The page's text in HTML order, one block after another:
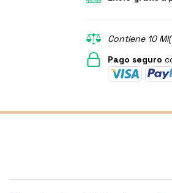
Contiene 10
Pago seguro